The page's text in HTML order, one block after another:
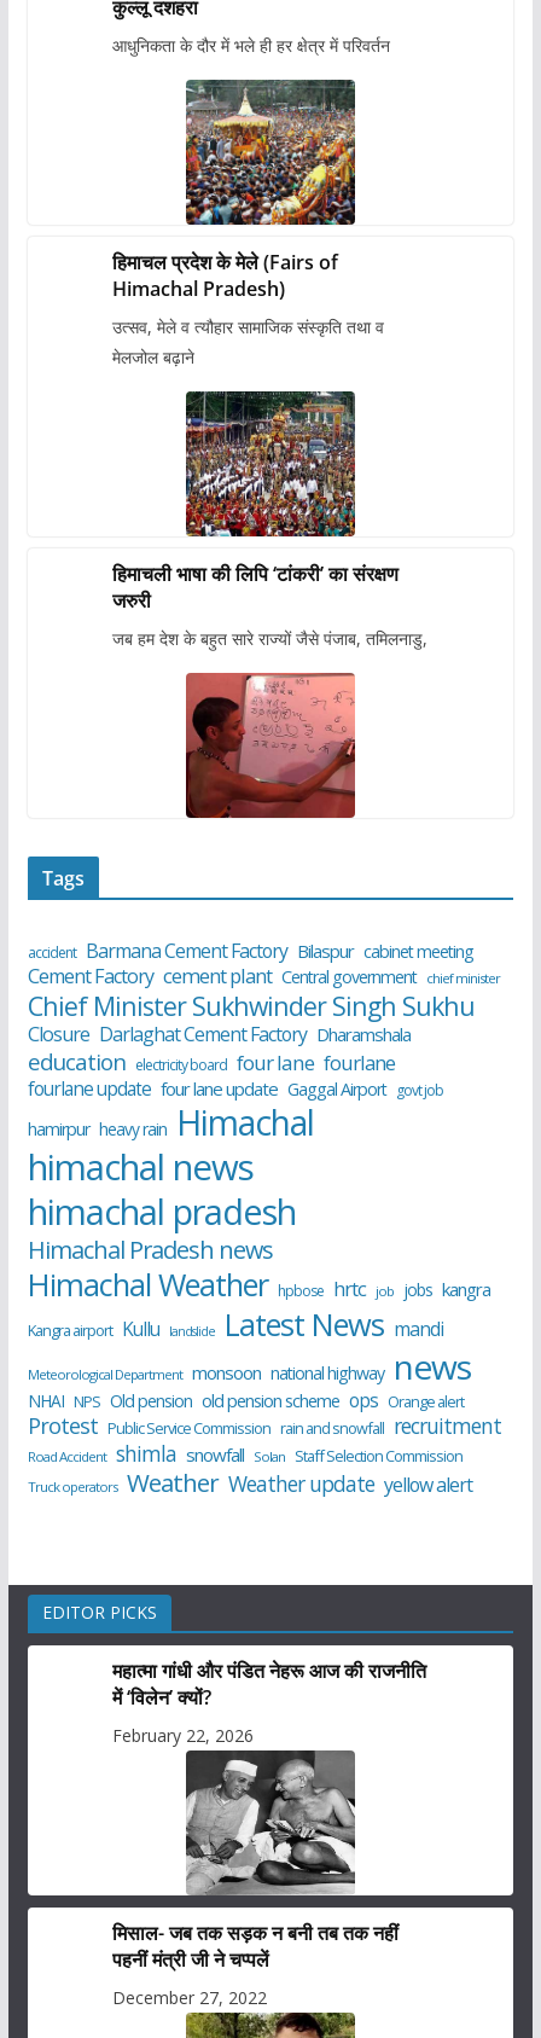
कुल्लू दशहरा
आधुनिकता के दौर में भले ही हर क्षेत्र में परिवर्तन
हिमाचल प्रदेश के मेले (Fairs of
Himachal Pradesh)
उत्सव, मेले व त्यौहार सामाजिक संस्कृति तथा व
मेलजोल बढ़ाने
हिमाचली भाषा की लिपि ‘टांकरी’ का संरक्षण
जरुरी
जब हम देश के बहुत सारे राज्यों जैसे पंजाब, तमिलनाडु,
Tags
accident Barmana Cement Factory Bilaspur cabinet meeting
Cement Factory cement plant Central government chief minister
Chief Minister Sukhwinder Singh Sukhu
Closure Darlaghat Cement Factory Dharamshala
education electricity board four lane fourlane
fourlane update four lane update Gaggal Airport govt job
hamirpur heavy rain Himachal
himachal news
himachal pradesh
Himachal Pradesh news
Himachal Weather hpbose hrtc job jobs kangra
Kangra airport Kullu landslide Latest News mandi
Meteorological Department monsoon national highway news
NHAI NPS Old pension old pension scheme ops Orange alert
Protest Public Service Commission rain and snowfall recruitment
Road Accident shimla snowfall Solan Staff Selection Commission
Truck operators Weather Weather update yellow alert
EDITOR PICKS
महात्मा गांधी और पंडित नेहरू आज की राजनीति
में ‘विलेन’ क्यों?
February 22, 2026
मिसाल- जब तक सड़क न बनी तब तक नहीं
पहनीं मंत्री जी ने चप्पलें
December 27, 2022